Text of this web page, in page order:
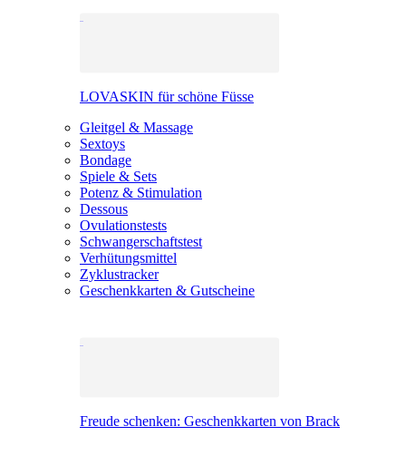
LOVASKIN für schöne Füsse
Gleitgel & Massage
Sextoys
Bondage
Spiele & Sets
Potenz & Stimulation
Dessous
Ovulationstests
Schwangerschaftstest
Verhütungsmittel
Zyklustracker
Geschenkkarten & Gutscheine
Freude schenken: Geschenkkarten von Brack